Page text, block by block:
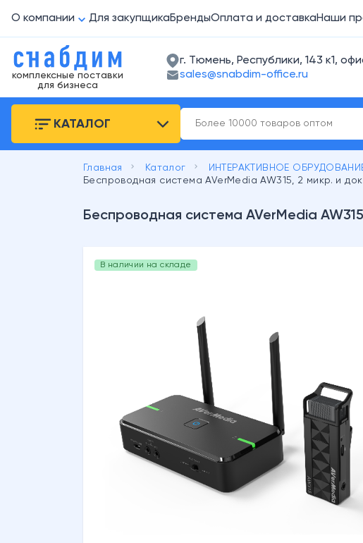
О компании Для закупщикаБрендыОплата и доставкаНаши
комплексные поставки
для бизнеса
г. Тюмень, Республики, 143 к1,
sales@snabdim-office.ru
КАТАЛОГ
Главная keyboard_arrow_right Каталог keyboard_arrow_right ИНТЕРАКТИВНОЕ
Беспроводная система AVerMedia AW315, 2 микр. и
Беспроводная система AVerMedia
В наличии на складе